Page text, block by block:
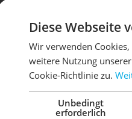
Kunden haben sich
Mach dein
Diese Webseite
Wir verwenden
weitere Nutzung
Cookie-Richtlinie zu.
Unbedingt
erforderlich